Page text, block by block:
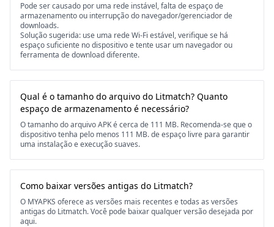
Pode ser causado por uma rede instável, falta de espaço de
armazenamento ou interrupção do navegador/gerenciador de
downloads.
Solução sugerida: use uma rede Wi-Fi estável, verifique se há
espaço suficiente no dispositivo e tente usar um navegador ou
ferramenta de download diferente.
Qual é o tamanho do arquivo do Litmatch? Quanto
espaço de armazenamento é necessário?
O tamanho do arquivo APK é cerca de 111 MB. Recomenda-se que o
dispositivo tenha pelo menos 111 MB. de espaço livre para garantir
uma instalação e execução suaves.
Como baixar versões antigas do Litmatch?
O MYAPKS oferece as versões mais recentes e todas as versões
antigas do Litmatch. Você pode baixar qualquer versão desejada por
aqui.